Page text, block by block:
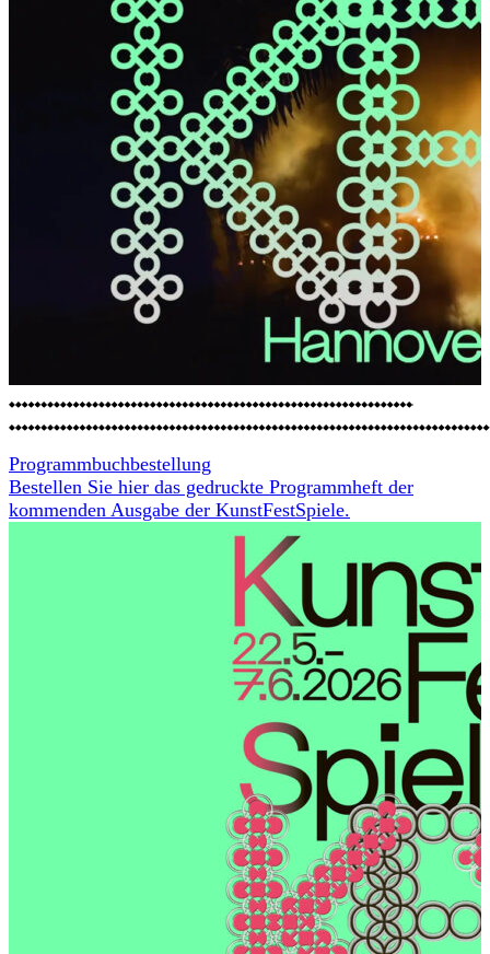
Programmbuchbestellung
Bestellen Sie hier das gedruckte Programmheft der
kommenden Ausgabe der KunstFestSpiele.